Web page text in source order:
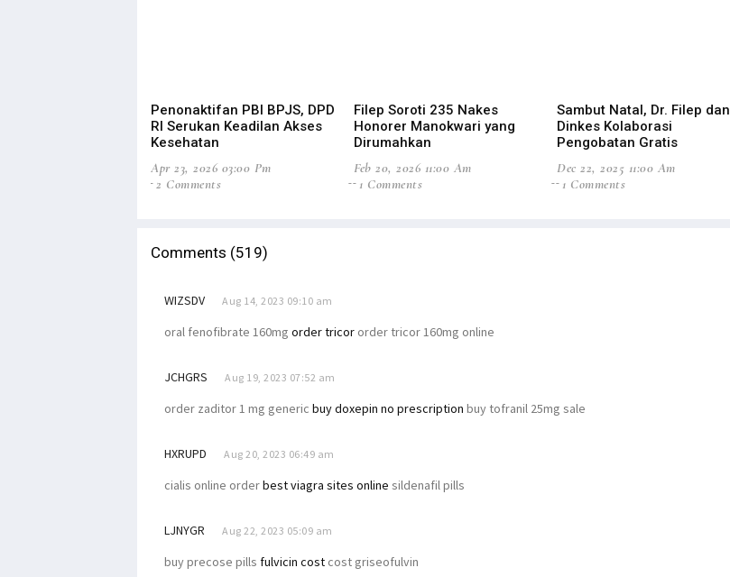
Penonaktifan PBI BPJS, DPD
RI Serukan Keadilan Akses
Kesehatan
Apr 23, 2026 03:00 Pm
2 Comments
Filep Soroti 235 Nakes
Honorer Manokwari yang
Dirumahkan
Feb 20, 2026 11:00 Am
1 Comments
Sambut Natal, Dr. Filep dan
Dinkes Kolaborasi
Pengobatan Gratis
Dec 22, 2025 11:00 Am
1 Comments
Comments (519)
WIZSDV Aug 14, 2023 09:10 am
oral fenofibrate 160mg order tricor order tricor 160mg online
JCHGRS Aug 19, 2023 07:52 am
order zaditor 1 mg generic buy doxepin no prescription buy tofranil 25mg sale
HXRUPD Aug 20, 2023 06:49 am
cialis online orderbest viagra sites online sildenafil pills
LJNYGR Aug 22, 2023 05:09 am
buy precose pills fulvicin cost cost griseofulvin